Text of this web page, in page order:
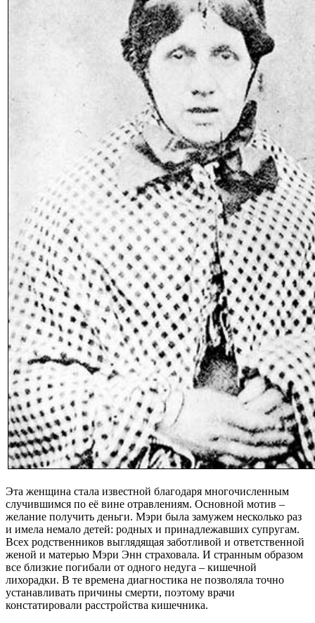
Эта женщина стала известной благодаря многочисленным
случившимся по её вине отравлениям. Основной мотив –
желание получить деньги. Мэри была замужем несколько раз
и имела немало детей: родных и принадлежавших супругам.
Всех родственников выглядящая заботливой и ответственной
женой и матерью Мэри Энн страховала. И странным образом
все близкие погибали от одного недуга – кишечной
лихорадки. В те времена диагностика не позволяла точно
устанавливать причины смерти, поэтому врачи
констатировали расстройства кишечника.